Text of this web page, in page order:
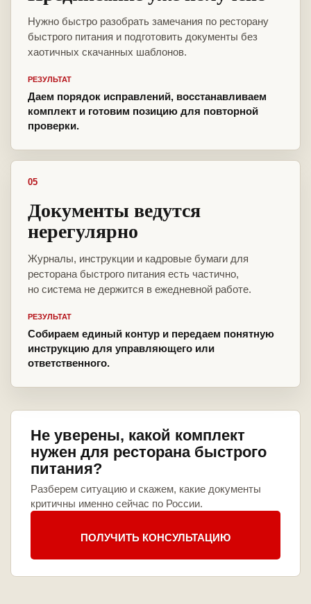
Нужно быстро разобрать замечания по ресторану
быстрого питания и подготовить документы без
хаотичных скачанных шаблонов.
РЕЗУЛЬТАТ
Даем порядок исправлений, восстанавливаем
комплект и готовим позицию для повторной
проверки.
05
Документы ведутся
нерегулярно
Журналы, инструкции и кадровые бумаги для
ресторана быстрого питания есть частично,
но система не держится в ежедневной работе.
РЕЗУЛЬТАТ
Собираем единый контур и передаем понятную
инструкцию для управляющего или
ответственного.
Не уверены, какой комплект
нужен для ресторана быстрого
питания?
Разберем ситуацию и скажем, какие документы
критичны именно сейчас по России.
ПОЛУЧИТЬ КОНСУЛЬТАЦИЮ